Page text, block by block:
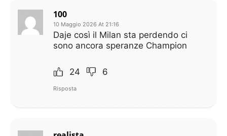
100
10 Maggio 2026 At 21:16
Daje così il Milan sta perdendo ci
sono ancora speranze Champion
24 6
Risposta